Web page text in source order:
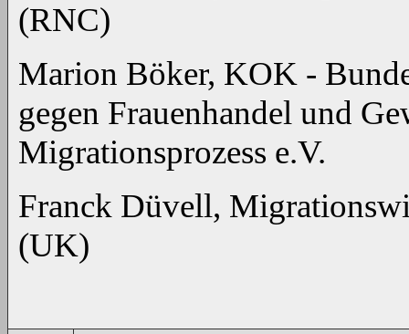
(RNC)
Marion Böker, KOK -
gegen Frauenhandel und
Migrationsprozess e.V.
Franck Düvell,
(UK)